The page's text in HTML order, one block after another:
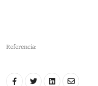
Referencia: